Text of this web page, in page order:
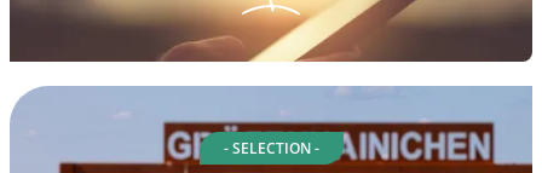
- SELECTION -